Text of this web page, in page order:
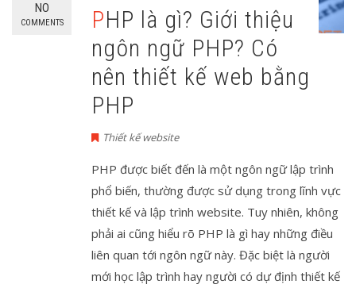
NO
COMMENTS
PHP là gì? Giới thiệu
ngôn ngữ PHP? Có
nên thiết kế web bằng
PHP
Thiết kế website
PHP được biết đến là một ngôn ngữ lập trình
phổ biến, thường được sử dụng trong lĩnh vực
thiết kế và lập trình website. Tuy nhiên, không
phải ai cũng hiểu rõ PHP là gì hay những điều
liên quan tới ngôn ngữ này. Đặc biệt là người
mới học lập trình hay người có dự định thiết kế